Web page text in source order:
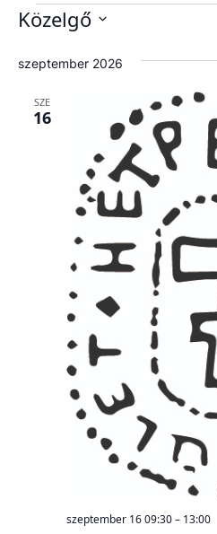
Események
Közelgő
kiválasztása.
szeptember 2026
SZE
16
szeptember 16 09:30– 13:00